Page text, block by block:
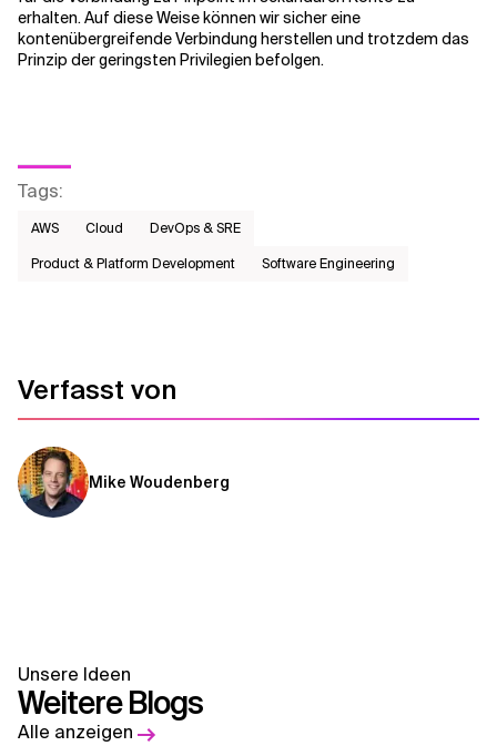
erhalten. Auf diese Weise können wir sicher eine
kontenübergreifende Verbindung herstellen und trotzdem das
Prinzip der geringsten Privilegien befolgen.
Tags:
AWS​ Cloud
DevOps & SRE
Product & Platform Development
Software Engineering
Verfasst von
Mike Woudenberg
Unsere Ideen
Weitere Blogs
Alle anzeigen